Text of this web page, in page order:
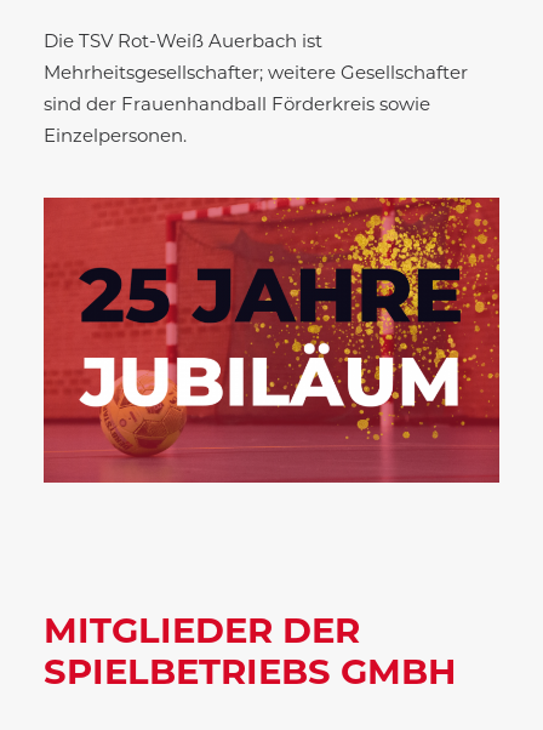
Die TSV Rot-Weiß Auerbach ist
Mehrheitsgesellschafter; weitere Gesellschafter
sind der Frauenhandball Förderkreis sowie
Einzelpersonen.
MITGLIEDER DER
SPIELBETRIEBS GMBH